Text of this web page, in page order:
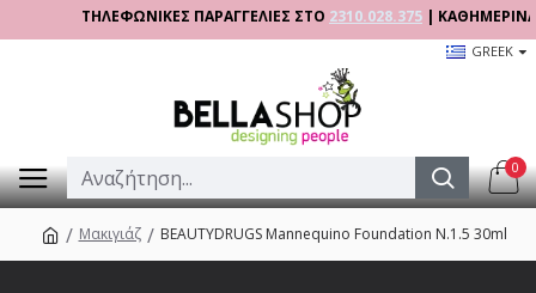
ΤΗΛΕΦΩΝΙΚΕΣ ΠΑΡΑΓΓΕΛΙΕΣ ΣΤΟ2310.028.375| ΚΑΘΗΜΕΡΙΝΑ
GREEK
0
Μακιγιάζ BEAUTYDRUGS Mannequino Foundation N.1.5 30ml